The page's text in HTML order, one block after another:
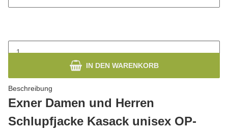
IN DEN WARENKORB
Beschreibung
Exner Damen und Herren
Schlupfjacke Kasack unisex OP-